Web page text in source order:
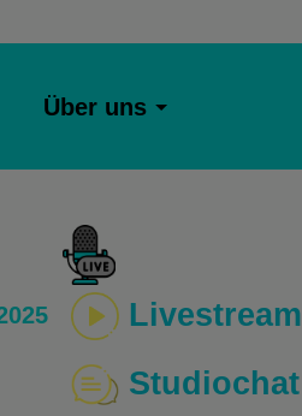
Über uns
Livestream
Studiochat